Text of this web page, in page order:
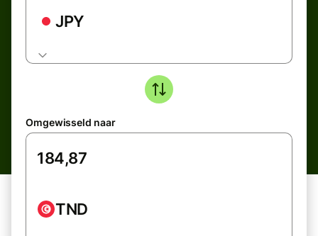
JPY
Omgewisseld naar
TND